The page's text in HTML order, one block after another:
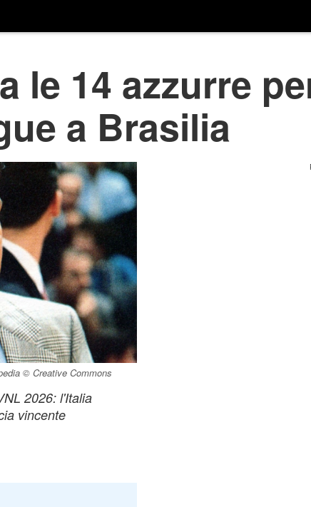
le 14 azzurre
a Brasilia
© Creative Commons
2026: l'Italia
vincente